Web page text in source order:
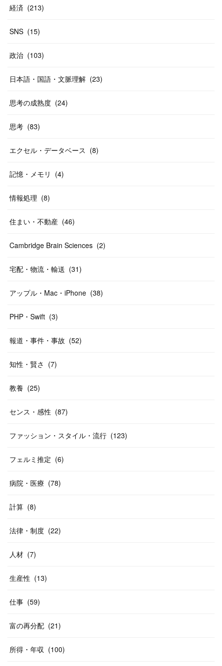
経済 (213)
SNS (15)
政治 (103)
日本語・国語・文脈理解 (23)
思考の成熟度 (24)
思考 (83)
エクセル・データベース (8)
記憶・メモリ (4)
情報処理 (8)
住まい・不動産 (46)
Cambridge Brain Sciences (2)
宅配・物流・輸送 (31)
アップル・Mac・iPhone (38)
PHP・Swift (3)
報道・事件・事故 (52)
知性・賢さ (7)
教養 (25)
センス・感性 (87)
ファッション・スタイル・流行 (123)
フェルミ推定 (6)
病院・医療 (78)
計算 (8)
法律・制度 (22)
人材 (7)
生産性 (13)
仕事 (59)
富の再分配 (21)
所得・年収 (100)